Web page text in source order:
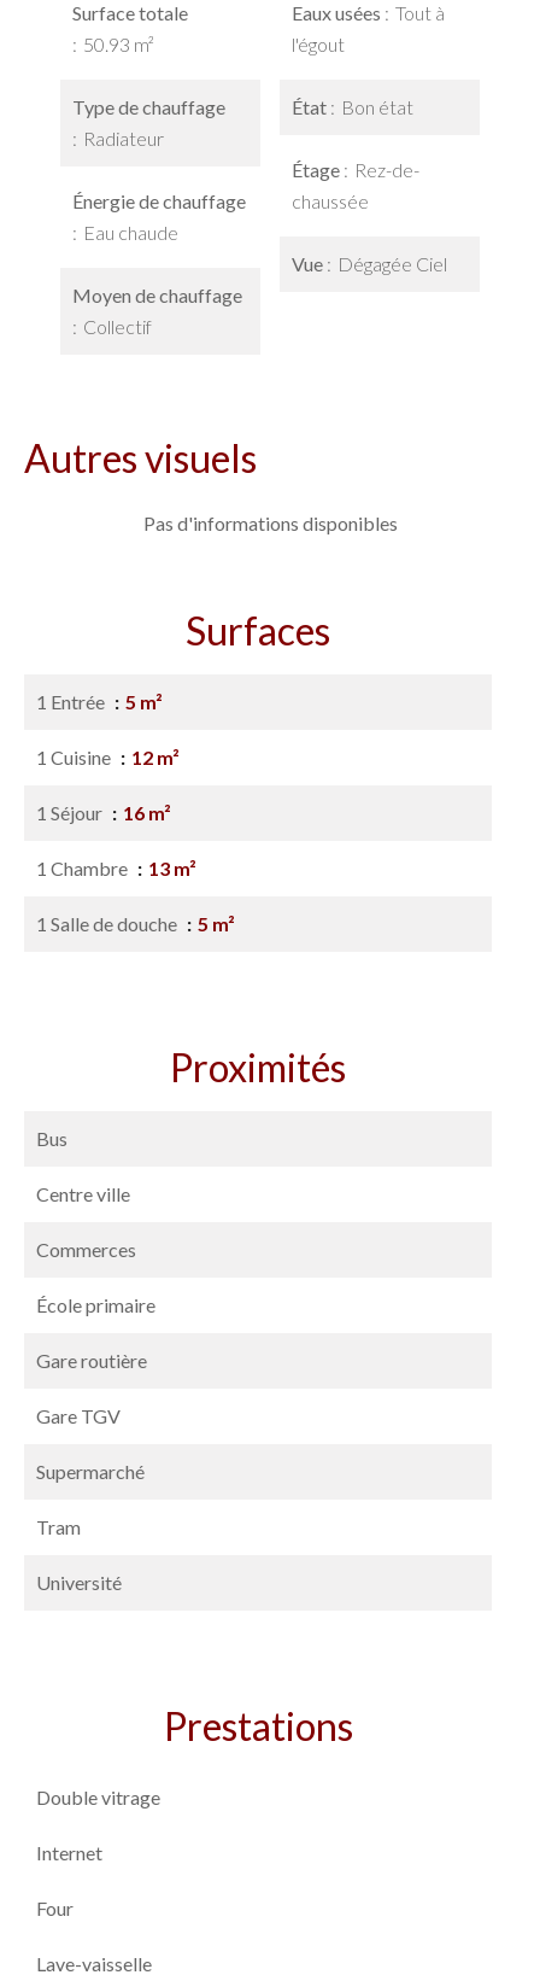
Surface totale
50.93 m²
Type de chauffage
Radiateur
Énergie de chauffage
Eau chaude
Moyen de chauffage
Collectif
Eaux usées
Tout à
l'égout
État Bon état
Étage
Rez-de-
chaussée
Vue Dégagée Ciel
Autres visuels
Pas d'informations disponibles
Surfaces
1 Entrée 5 m²
1 Cuisine 12 m²
1 Séjour 16 m²
1 Chambre 13 m²
1 Salle de douche 5 m²
Proximités
Bus
Centre ville
Commerces
École primaire
Gare routière
Gare TGV
Supermarché
Tram
Université
Prestations
Double vitrage
Internet
Four
Lave-vaisselle